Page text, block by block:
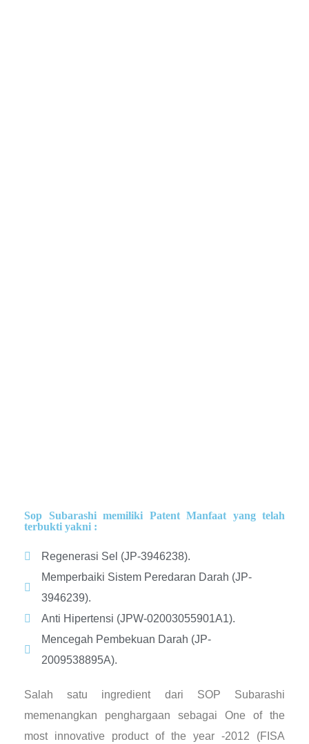
Sop Subarashi memiliki Patent Manfaat yang telah
terbukti yakni :
Regenerasi Sel (JP-3946238).
Memperbaiki Sistem Peredaran Darah (JP-
3946239).
Anti Hipertensi (JPW-02003055901A1).
Mencegah Pembekuan Darah (JP-
2009538895A).
Salah satu ingredient dari SOP Subarashi
memenangkan penghargaan sebagai One of the
most innovative product of the year -2012 (FISA